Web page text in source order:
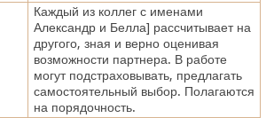
Каждый из коллег с именами
Александр и Белла] рассчитывает на
другого, зная и верно оценивая
возможности партнера. В работе
могут подстраховывать, предлагать
самостоятельный выбор. Полагаются
на порядочность.